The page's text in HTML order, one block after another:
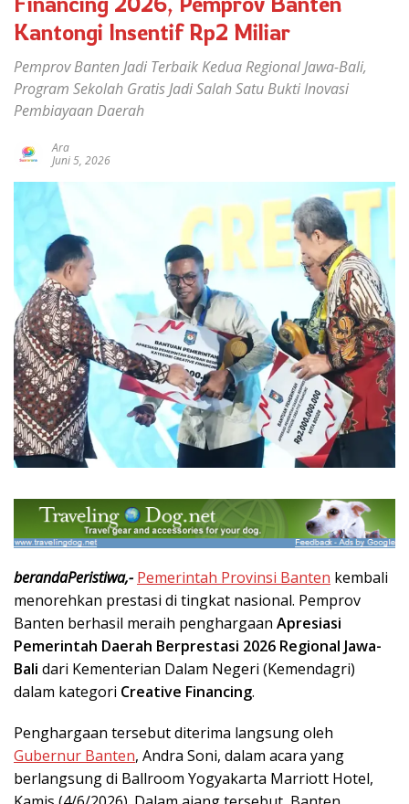
Kantongi Insentif Rp2 Miliar
Pemprov Banten Jadi Terbaik Kedua Regional Jawa-Bali,
Program Sekolah Gratis Jadi Salah Satu Bukti Inovasi
Pembiayaan Daerah
Ara
Juni 5, 2026
berandaPeristiwa,- Pemerintah Provinsi Banten kembali
menorehkan prestasi di tingkat nasional. Pemprov
Banten berhasil meraih penghargaan Apresiasi
Pemerintah Daerah Berprestasi 2026 Regional Jawa-
Bali dari Kementerian Dalam Negeri (Kemendagri)
dalam kategori Creative Financing.
Penghargaan tersebut diterima langsung oleh
Gubernur Banten, Andra Soni, dalam acara yang
berlangsung di Ballroom Yogyakarta Marriott Hotel,